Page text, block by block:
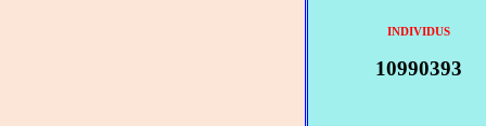
INDIVIDUS
10990393